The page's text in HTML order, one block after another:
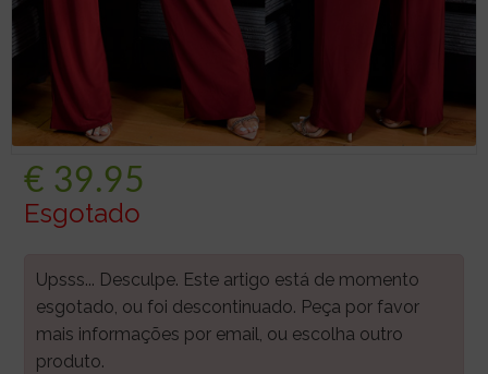
€ 39.95
Esgotado
Upsss... Desculpe. Este artigo está de momento
esgotado, ou foi descontinuado. Peça por favor
mais informações por email, ou escolha outro
produto.